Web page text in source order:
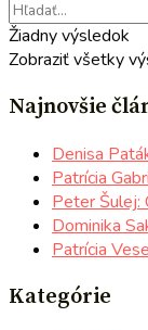
Žiadny výsledok
Zobraziť všetky
Najnovšie
Denisa
Patrícia
Peter Šulej:
Dominika
Patrícia
Kategórie